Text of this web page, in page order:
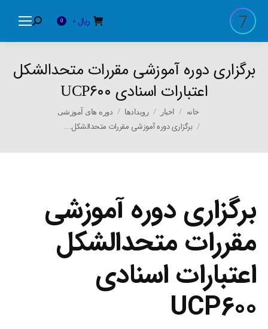
ریال 0
Search:
برگزاری دوره آموزشی مقررات متحدالشکل
اعتبارات اسنادی UCP۶۰۰
خانه اخبار رویدادها دوره های آموزشی
برگزاری دوره آموزشی مقررات متحدالشکل…
برگزاری دوره آموزشی
مقررات متحدالشکل
اعتبارات اسنادی
UCP600